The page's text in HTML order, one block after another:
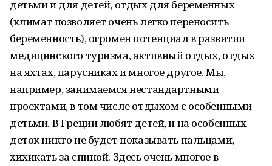
детьми и для детей, отдых для беременных
(климат позволяет очень легко переносить
беременность), огромен потенциал в развитии
медицинского туризма, активный отдых, отдых
на яхтах, парусниках и многое другое. Мы,
например, занимаемся нестандартными
проектами, в том числе отдыхом с особенными
детьми. В Греции любят детей, и на особенных
деток никто не будет показывать пальцами,
хихикать за спиной. Здесь очень многое в